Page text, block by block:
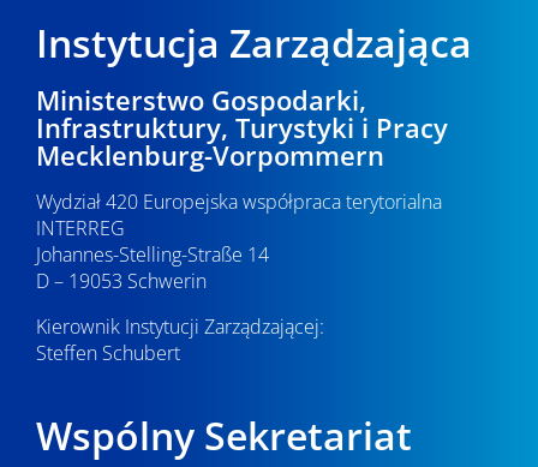
Instytucja Zarządzająca
Ministerstwo Gospodarki,
Infrastruktury, Turystyki i Pracy
Mecklenburg-Vorpommern
Wydział 420 Europejska współpraca terytorialna
INTERREG
Johannes-Stelling-Straße 14
D – 19053 Schwerin
Kierownik Instytucji Zarządzającej:
Steffen Schubert
Wspólny Sekretariat